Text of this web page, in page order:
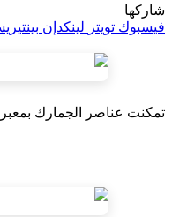
شاركها
فيسبوك تويتر لينكدإن
تمكنت عناصر الجمارك